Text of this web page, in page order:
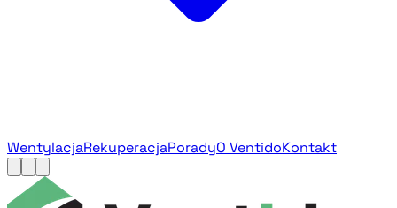
WentylacjaRekuperacjaPoradyO VentidoKontakt